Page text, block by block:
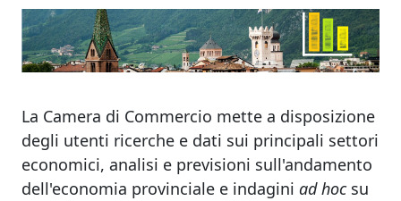
La Camera di Commercio mette a disposizione
degli utenti ricerche e dati sui principali settori
economici, analisi e previsioni sull'andamento
dell'economia provinciale e indagini ad hoc su